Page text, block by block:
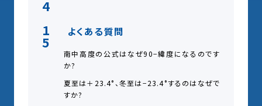
4
1
5
よくある質問
南中高度の公式はなぜ90−緯度になるのです
か?
夏至は＋23.4°、冬至は−23.4°するのはなぜで
すか?